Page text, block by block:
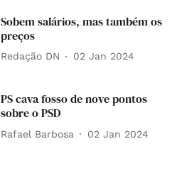
Sobem salários, mas também os
preços
Redação DN 02 Jan 2024
PS cava fosso de nove pontos
sobre o PSD
Rafael Barbosa 02 Jan 2024